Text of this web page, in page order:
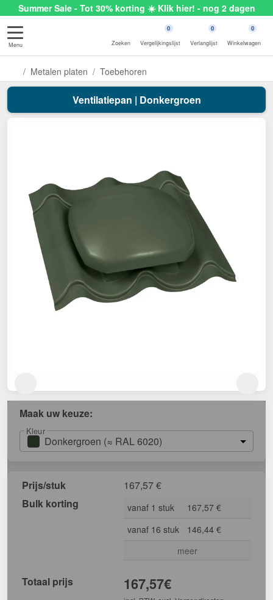
Summer Sale - Tot 30% korting ☀️ Klik hier! - nog 2 dagen
Menu Zoeken
0
Vergelijkingslijst
0
Verlanglijst
0
Winkelwagen
Metalen platen Toebehoren
Ventilatiepan | Donkergroen
Maak uw keuze:
Kleur
Donkergroen (≈ RAL 6020)
Prijs/stuk 167,57€
Bulk korting
vanaf 1 stuk
167,57 €
vanaf 16 stuk
146,44 €
meer
Totaal prijs 167,57€